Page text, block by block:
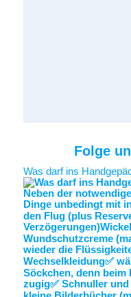
Folge
Was darf ins